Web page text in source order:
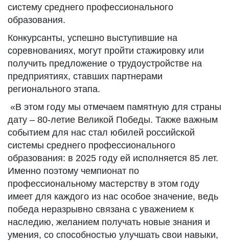
систему среднего профессионального
образования.
Конкурсанты, успешно выступившие на
соревнованиях, могут пройти стажировку или
получить предложение о трудоустройстве на
предприятиях, ставших партнерами
регионального этапа.
«В этом году мы отмечаем памятную для страны
дату – 80-летие Великой Победы. Также важным
событием для нас стал юбилей российской
системы среднего профессионального
образования: в 2025 году ей исполняется 85 лет.
Именно поэтому чемпионат по
профессиональному мастерству в этом году
имеет для каждого из нас особое значение, ведь
победа неразрывно связана с уважением к
наследию, желанием получать новые знания и
умения, со способностью улучшать свои навыки,